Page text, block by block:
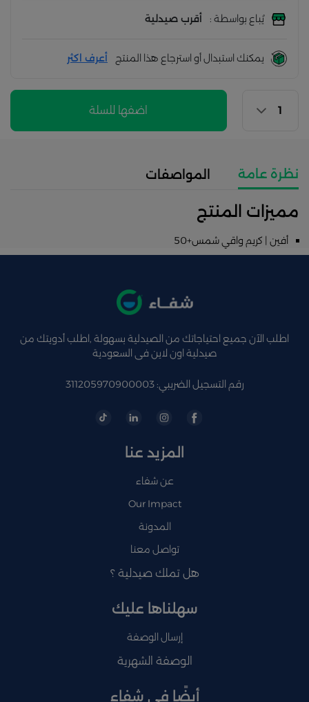
يُباع بواسطة : أقرب صيدلية
يمكنك استبدال أو استرجاع هذا المنتج أعرف اكثر
اضفها للسلة
نظرة عامة المواصفات
مميزات المنتج
أفين | كريم واقي شمس+50
اطلب الآن جميع احتياجاتك من الصيدلية بسهولة ,اطلب أدويتك من
صيدلية اون لاين فى السعودية
رقم التسجيل الضريبي: 311205970900003
المزيد عنا
عن شفاء
Our Impact
المدونة
تواصل معنا
هل تملك صيدلية ؟
سهلناها عليك
إرسال الوصفة
الوصفة الشهرية
أيضًا في شفاء